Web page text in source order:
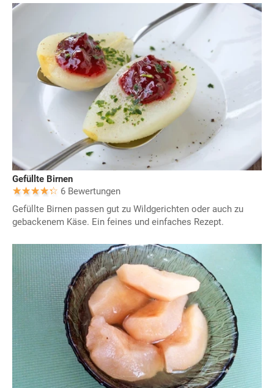
Gefüllte Birnen
6 Bewertungen
Gefüllte Birnen passen gut zu Wildgerichten oder auch zu
gebackenem Käse. Ein feines und einfaches Rezept.